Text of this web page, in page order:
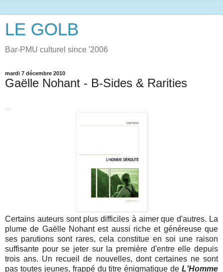
LE GOLB
Bar-PMU culturel since '2006
mardi 7 décembre 2010
Gaëlle Nohant - B-Sides & Rarities
...
Certains auteurs sont plus difficiles à aimer que d'autres. La
plume de Gaëlle Nohant est aussi riche et généreuse que
ses parutions sont rares, cela constitue en soi une raison
suffisante pour se jeter sur la première d'entre elle depuis
trois ans. Un recueil de nouvelles, dont certaines ne sont
pas toutes jeunes, frappé du titre énigmatique de L'Homme